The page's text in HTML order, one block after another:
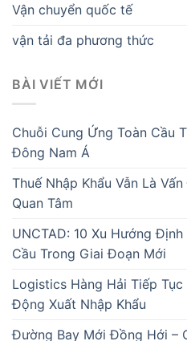
Vận chuyển quốc tế
vận tải đa phương thức
BÀI VIẾT MỚI
Chuỗi Cung Ứng Toàn Cầu
Đông Nam Á
Thuế Nhập Khẩu Vẫn Là
Quan Tâm
UNCTAD: 10 Xu Hướng
Cầu Trong Giai Đoạn Mới
Logistics Hàng Hải Tiếp
Động Xuất Nhập Khẩu
Đường Bay Mới Đồng Hới –